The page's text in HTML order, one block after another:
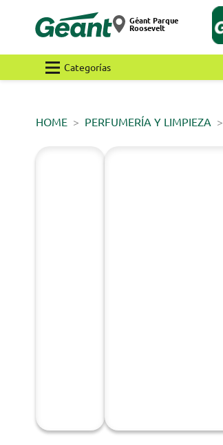
Géant Parque
Roosevelt
Categorías
HOME PERFUMERÍA Y LIMPIEZA